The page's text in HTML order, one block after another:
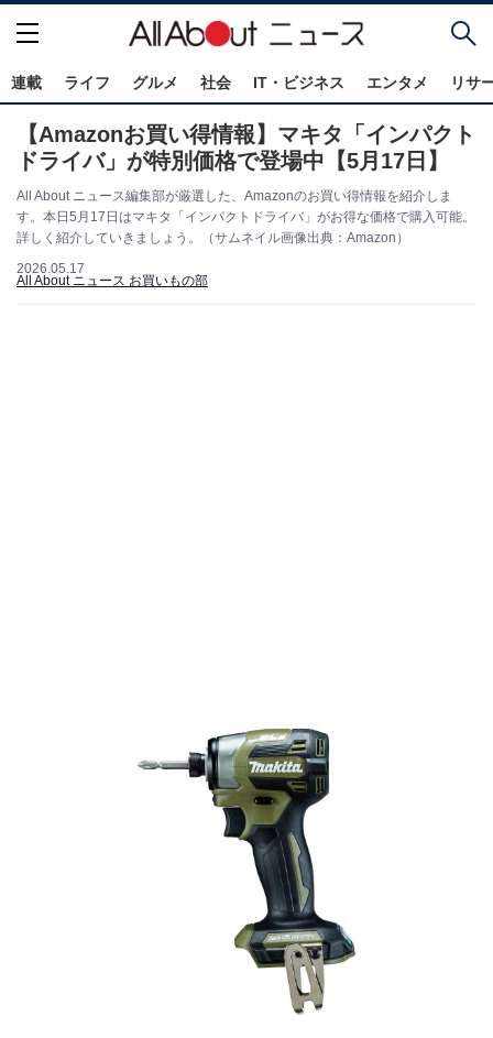
連載 ライフ グルメ 社会 IT・ビジネス エンタメ リサ
【Amazonお買い得情報】マキタ「インパクト
ドライバ」が特別価格で登場中【5月17日】
All About ニュース編集部が厳選した、Amazonのお買い得情報を紹介しま
す。本日5月17日はマキタ「インパクトドライバ」がお得な価格で購入可能。
詳しく紹介していきましょう。（サムネイル画像出典：Amazon）
2026.05.17
All About ニュース お買いもの部